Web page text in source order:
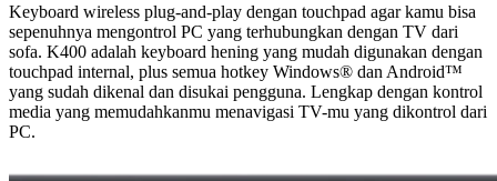
Keyboard wireless plug-and-play dengan touchpad agar kamu bisa
sepenuhnya mengontrol PC yang terhubungkan dengan TV dari
sofa. K400 adalah keyboard hening yang mudah digunakan dengan
touchpad internal, plus semua hotkey Windows® dan Android™
yang sudah dikenal dan disukai pengguna. Lengkap dengan kontrol
media yang memudahkanmu menavigasi TV-mu yang dikontrol dari
PC.